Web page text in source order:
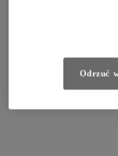
Odrzuć